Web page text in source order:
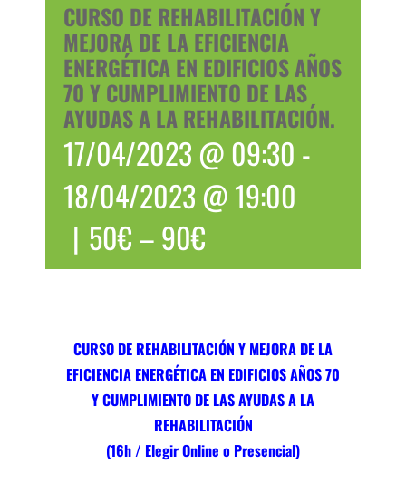
CURSO DE REHABILITACIÓN Y
MEJORA DE LA EFICIENCIA
ENERGÉTICA EN EDIFICIOS AÑOS
70 Y CUMPLIMIENTO DE LAS
AYUDAS A LA REHABILITACIÓN.
17/04/2023 @ 09:30 -
18/04/2023 @ 19:00
| 50€ – 90€
CURSO DE REHABILITACIÓN Y MEJORA DE LA
EFICIENCIA ENERGÉTICA EN EDIFICIOS AÑOS 70
Y CUMPLIMIENTO DE LAS AYUDAS A LA
REHABILITACIÓN
(16h / Elegir Online o Presencial)